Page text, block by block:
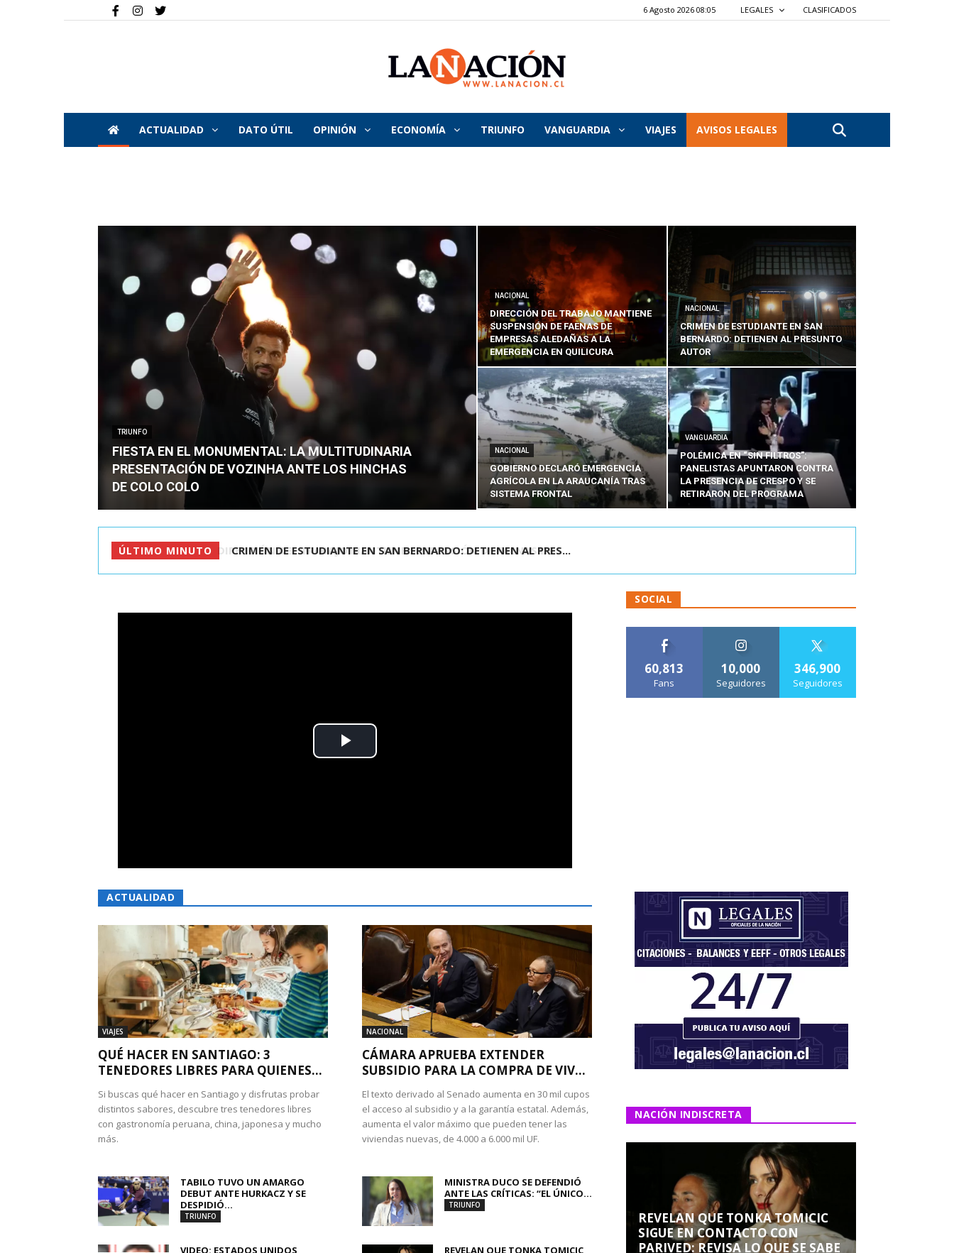
6 Agosto 2026 08:05 LEGALES CLASIFICADOS
La
Nación
ACTUALIDAD DATO ÚTIL OPINIÓN ECONOMÍA TRIUNFO VANGUARDIA VIAJES AVISOS LEGALES
TRIUNFO
FIESTA EN EL MONUMENTAL: LA MULTITUDINARIA
PRESENTACIÓN DE VOZINHA ANTE LOS HINCHAS
DE COLO COLO
NACIONAL
DIRECCIÓN DEL TRABAJO MANTIENE
SUSPENSIÓN DE FAENAS DE
EMPRESAS ALEDAÑAS A LA
EMERGENCIA EN QUILICURA
NACIONAL
CRIMEN DE ESTUDIANTE EN SAN
BERNARDO: DETIENEN AL PRESUNTO
AUTOR
NACIONAL
GOBIERNO DECLARÓ EMERGENCIA
AGRÍCOLA EN LA ARAUCANÍA TRAS
SISTEMA FRONTAL
VANGUARDIA
POLÉMICA EN “SIN FILTROS”:
PANELISTAS APUNTARON CONTRA
LA PRESENCIA DE CRESPO Y SE
RETIRARON DEL PROGRAMA
ÚLTIMO MINUTO CRIMEN DE ESTUDIANTE EN SAN BERNARDO: DETIENEN AL PRES...
ACTUALIDAD
VIAJES
QUÉ HACER EN SANTIAGO: 3
TENEDORES LIBRES PARA QUIENES...
Si buscas qué hacer en Santiago y disfrutas probar
distintos sabores, descubre tres tenedores libres
con gastronomía peruana, china, japonesa y mucho
más.
NACIONAL
CÁMARA APRUEBA EXTENDER
SUBSIDIO PARA LA COMPRA DE VIV...
El texto derivado al Senado aumenta en 30 mil cupos
el acceso al subsidio y a la garantía estatal. Además,
aumenta el valor máximo que pueden tener las
viviendas nuevas, de 4.000 a 6.000 mil UF.
TABILO TUVO UN AMARGO
DEBUT ANTE HURKACZ Y SE
DESPIDIÓ...
TRIUNFO
MINISTRA DUCO SE DEFENDIÓ
ANTE LAS CRÍTICAS: “EL ÚNICO...
TRIUNFO
VIDEO: ESTADOS UNIDOS
REVELAN QUE TONKA TOMICIC
SOCIAL
60,813
Fans
10,000
Seguidores
346,900
Seguidores
NACIÓN INDISCRETA
REVELAN QUE TONKA TOMICIC
SIGUE EN CONTACTO CON
PARIVED: REVISA LO QUE SE SABE